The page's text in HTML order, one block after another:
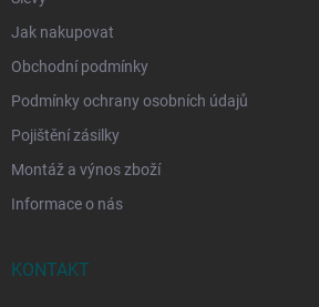
Jak nakupovat
Obchodní podmínky
Podmínky ochrany osobních údajů
Pojištění zásilky
Montáž a výnos zboží
Informace o nás
KONTAKT